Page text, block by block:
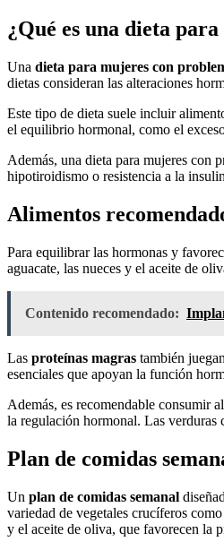
¿Qué es una dieta
Una dieta para mujeres con
dietas consideran las alteraciones
Este tipo de dieta suele incluir
el equilibrio hormonal, como el
Además, una dieta para mujeres con
hipotiroidismo o resistencia a la
Alimentos
Para equilibrar las hormonas y
aguacate, las nueces y el aceite de
Contenido recomendado:
Las proteínas magras también
esenciales que apoyan la función
Además, es recomendable consumir
la regulación hormonal. Las verduras
Plan de comidas
Un plan de comidas semanal
variedad de vegetales crucíferos
y el aceite de oliva, que favorecen la